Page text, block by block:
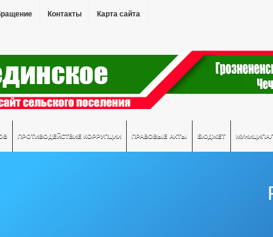
Контакты Карта сайта
ПРОТИВОДЕЙСТВИЕ КОРРУПЦИИ ПРАВОВЫЕ АКТЫ БЮДЖЕТ